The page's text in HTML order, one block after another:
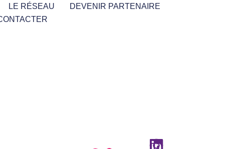
LE RÉSEAU
DEVENIR PARTENAIRE